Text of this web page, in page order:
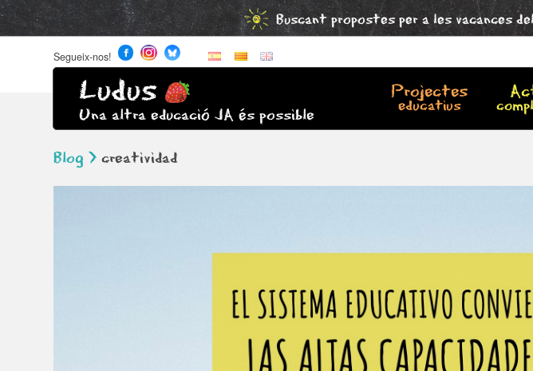
Buscant propostes per a les vacances
Segueix-nos!
Ludus
Una altra educació JA és possible
Projectes
educatius
Blog > creatividad